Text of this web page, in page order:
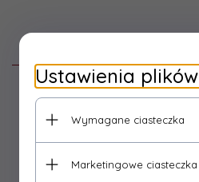
Rozdzielnica PRYMA 9D, 2x16/4
0-P, IP44 (E930820420)
Rozdzielnice stacjonarne serii
może jednocześnie pełnić
Ustawienia
Wymagane ciasteczka
Marketingowe ciasteczka